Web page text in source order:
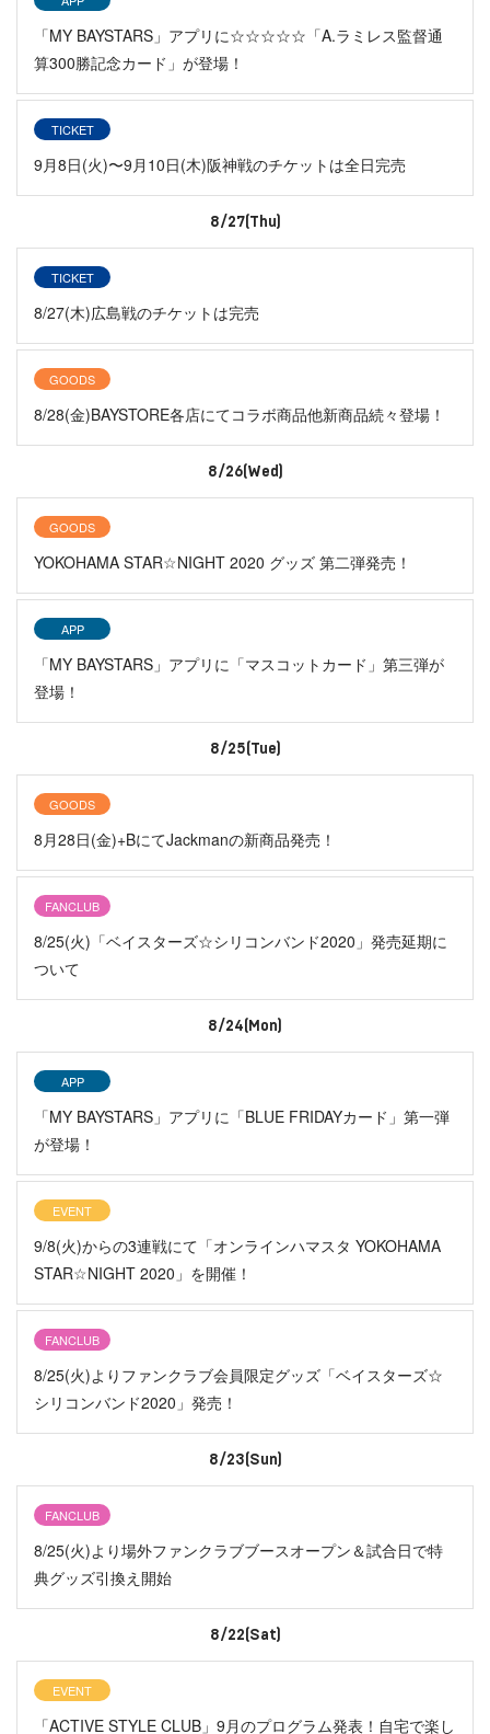
「MY BAYSTARS」アプリに☆☆☆☆☆「A.ラミレス監督通
算300勝記念カード」が登場！
TICKET
9月8日(火)〜9月10日(木)阪神戦のチケットは全日完売
8/27(Thu)
TICKET
8/27(木)広島戦のチケットは完売
GOODS
8/28(金)BAYSTORE各店にてコラボ商品他新商品続々登場！
8/26(Wed)
GOODS
YOKOHAMA STAR☆NIGHT 2020 グッズ 第二弾発売！
APP
「MY BAYSTARS」アプリに「マスコットカード」第三弾が
登場！
8/25(Tue)
GOODS
8月28日(金)+BにてJackmanの新商品発売！
FANCLUB
8/25(火)「ベイスターズ☆シリコンバンド2020」発売延期に
ついて
8/24(Mon)
APP
「MY BAYSTARS」アプリに「BLUE FRIDAYカード」第一弾
が登場！
EVENT
9/8(火)からの3連戦にて「オンラインハマスタ YOKOHAMA
STAR☆NIGHT 2020」を開催！
FANCLUB
8/25(火)よりファンクラブ会員限定グッズ「ベイスターズ☆
シリコンバンド2020」発売！
8/23(Sun)
FANCLUB
8/25(火)より場外ファンクラブブースオープン＆試合日で特
典グッズ引換え開始
8/22(Sat)
EVENT
「ACTIVE STYLE CLUB」9月のプログラム発表！自宅で楽し